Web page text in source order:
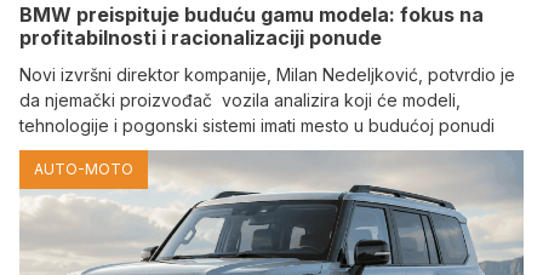
BMW preispituje buduću gamu modela: fokus na
profitabilnosti i racionalizaciji ponude
Novi izvršni direktor kompanije, Milan Nedeljković, potvrdio je
da njemački proizvođač vozila analizira koji će modeli,
tehnologije i pogonski sistemi imati mesto u budućoj ponudi
AUTO-MOTO